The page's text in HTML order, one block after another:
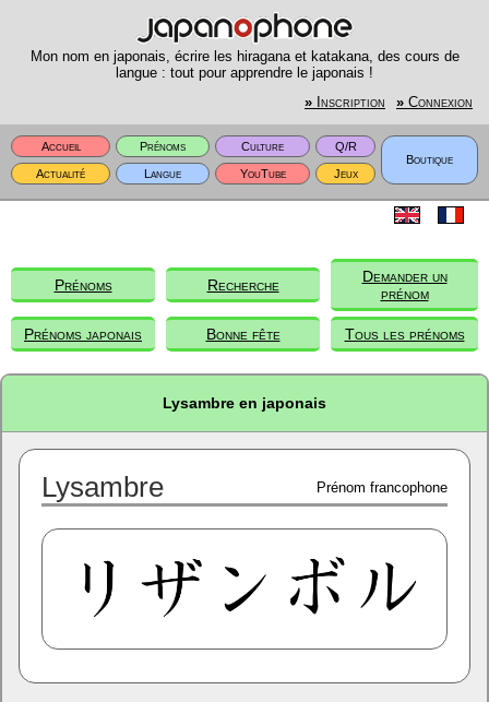
Mon nom en japonais, écrire les hiragana et katakana, des cours de
langue : tout pour apprendre le japonais !
» Inscription » Connexion
Accueil Prénoms Culture
Q/R
Boutique
Actualité
Langue YouTube Jeux
Prénoms Recherche
Demander un
prénom
Prénoms japonais Bonne fête Tous les prénoms
Lysambre en japonais
Lysambre Prénom francophone